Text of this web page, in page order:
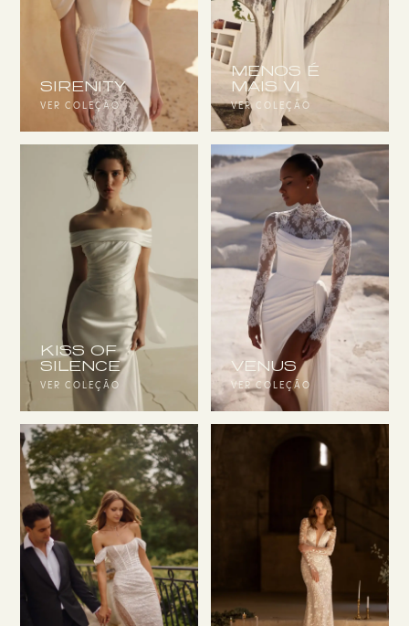
SIRENITY
VER COLEÇÃO
MENOS É
MAIS VI
VER COLEÇÃO
KISS OF
SILENCE
VER COLEÇÃO
VENUS
VER COLEÇÃO